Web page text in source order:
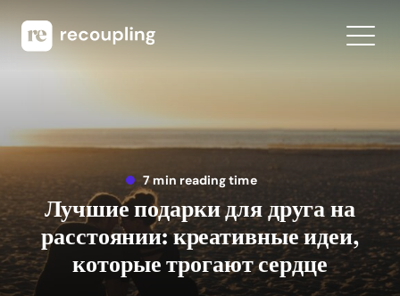
7 min reading time
Лучшие подарки для друга на
расстоянии: креативные идеи,
которые трогают сердце